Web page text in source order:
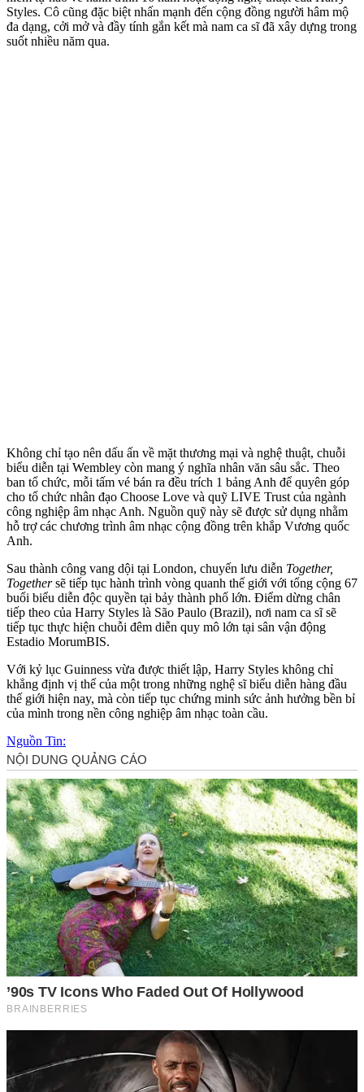
Styles. Cô cũng đặc biệt nhấn mạnh đến cộng đồng người hâm mộ
đa dạng, cởi mở và đầy tính gắn kết mà nam ca sĩ đã xây dựng trong
suốt nhiều năm qua.
Không chỉ tạo nên dấu ấn về mặt thương mại và nghệ thuật, chuỗi
biểu diễn tại Wembley còn mang ý nghĩa nhân văn sâu sắc. Theo
ban tổ chức, mỗi tấm vé bán ra đều trích 1 bảng Anh để quyên góp
cho tổ chức nhân đạo Choose Love và quỹ LIVE Trust của ngành
công nghiệp âm nhạc Anh. Nguồn quỹ này sẽ được sử dụng nhằm
hỗ trợ các chương trình âm nhạc cộng đồng trên khắp Vương quốc
Anh.
Sau thành công vang dội tại London, chuyến lưu diễn Together,
Togethersẽ tiếp tục hành trình vòng quanh thế giới với tổng cộng 67
buổi biểu diễn độc quyền tại bảy thành phố lớn. Điểm dừng chân
tiếp theo của Harry Styles là São Paulo (Brazil), nơi nam ca sĩ sẽ
tiếp tục thực hiện chuỗi đêm diễn quy mô lớn tại sân vận động
Estadio MorumBIS.
Với kỷ lục Guinness vừa được thiết lập, Harry Styles không chỉ
khẳng định vị thế của một trong những nghệ sĩ biểu diễn hàng đầu
thế giới hiện nay, mà còn tiếp tục chứng minh sức ảnh hưởng bền bỉ
của mình trong nền công nghiệp âm nhạc toàn cầu.
Nguồn Tin: